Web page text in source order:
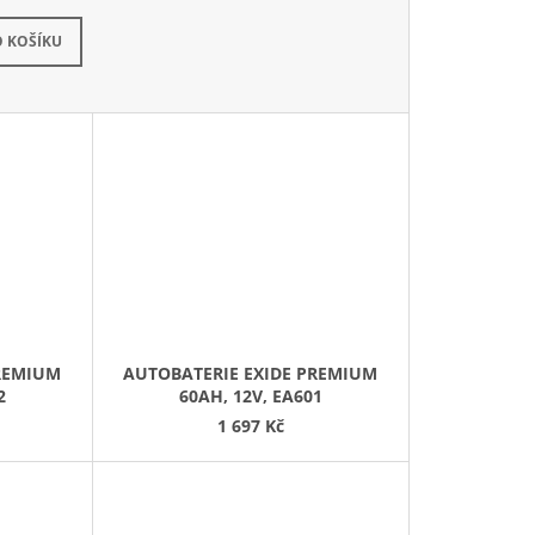
KOŠÍKU
AUTOBATERIE EXIDE PREMIUM
60AH, 12V, EA601
1 697 Kč